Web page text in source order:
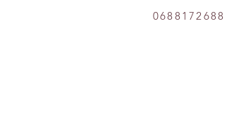
0688172688